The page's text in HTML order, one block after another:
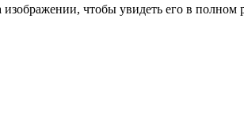
чтобы увидеть его в полном